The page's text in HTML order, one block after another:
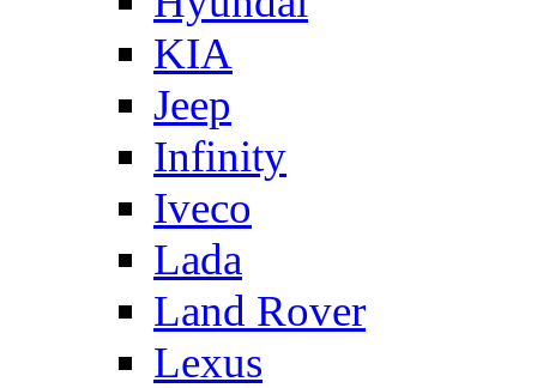
KIA
Jeep
Infinity
Iveco
Lada
Land Rover
Lexus